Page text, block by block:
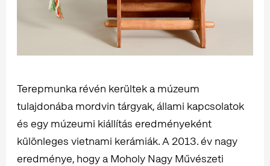
Terepmunka révén kerültek a múzeum
tulajdonába mordvin tárgyak, állami kapcsolatok
és egy múzeumi kiállítás eredményeként
különleges vietnami kerámiák. A 2013. év nagy
eredménye, hogy a Moholy Nagy Művészeti